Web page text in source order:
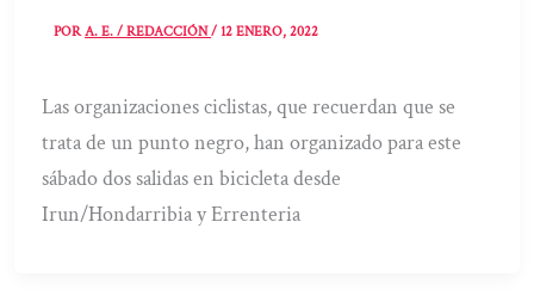
PORA. E. / REDACCIÓN/12 ENERO, 2022
Las organizaciones ciclistas, que recuerdan que se
trata de un punto negro, han organizado para este
sábado dos salidas en bicicleta desde
Irun/Hondarribia y Errenteria